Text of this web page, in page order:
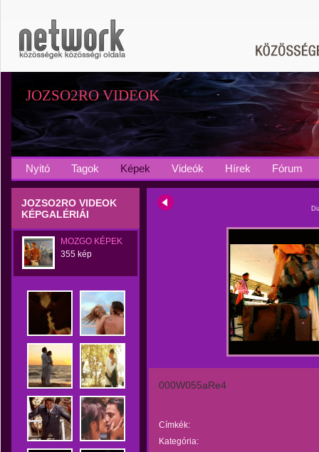
JOZSO2RO VIDEOK
Nyitó Tagok Képek Videók Hírek Fórum
JOZSO2RO VIDEOK
KÉPGALÉRIÁI
MOZGO KÉPEK
355 kép
000W055aRe4
Címkék:
Kategória: